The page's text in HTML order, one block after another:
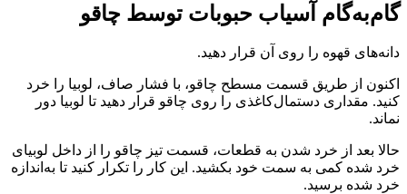
گام‌به‌گام آسیاب حبوبات توسط چاقو
دانه‌های قهوه را روی آن قرار دهید.
اکنون از طریق قسمت مسطح چاقو، با فشار صاف، لوبیا را خرد
کنید. مقداری دستمال‌کاغذی را روی چاقو قرار دهید تا لوبیا دور
نماند.
حالا بعد از خرد شدن به قطعات، قسمت تیز چاقو را از داخل لوبیای
خرد شده کمی به سمت خود بکشید. این کار را تکرار کنید تا به‌اندازه
خرد شده برسید.